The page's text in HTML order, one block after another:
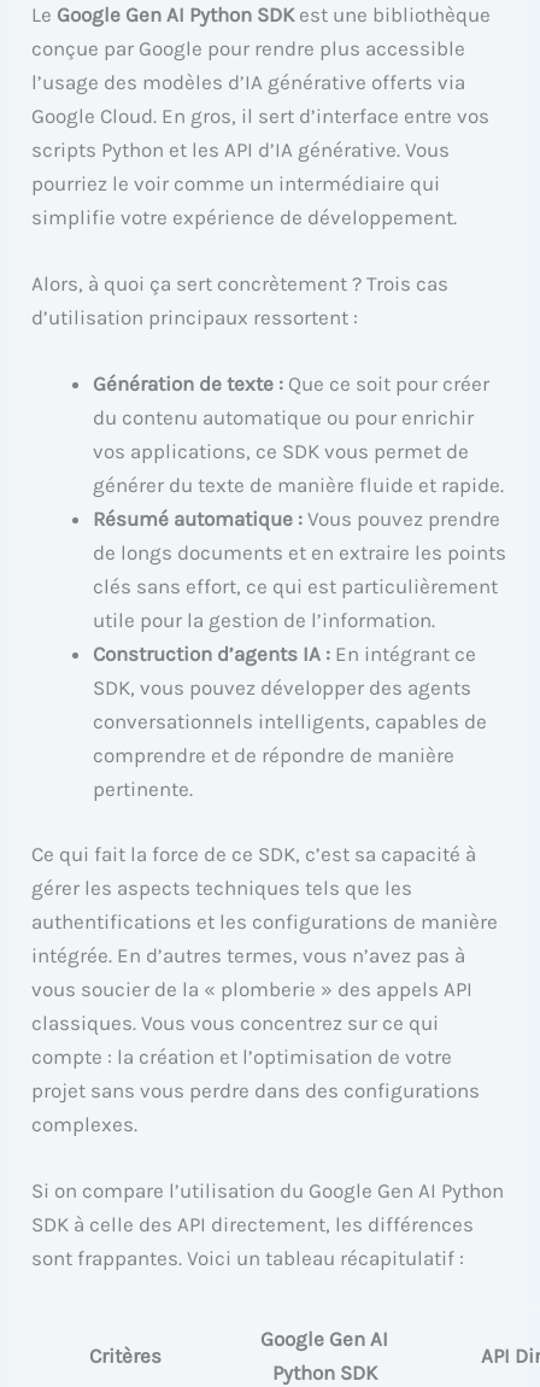
Le Google Gen AI Python SDKest une bibliothèque
conçue par Google pour rendre plus accessible
l’usage des modèles d’IA générative offerts via
Google Cloud. En gros, il sert d’interface entre vos
scripts Python et les API d’IA générative. Vous
pourriez le voir comme un intermédiaire qui
simplifie votre expérience de développement.
Alors, à quoi ça sert concrètement ? Trois cas
d’utilisation principaux ressortent :
Génération de texte : Que ce soit pour créer
du contenu automatique ou pour enrichir
vos applications, ce SDK vous permet de
générer du texte de manière fluide et rapide.
Résumé automatique : Vous pouvez prendre
de longs documents et en extraire les points
clés sans effort, ce qui est particulièrement
utile pour la gestion de l’information.
Construction d’agents IA : En intégrant ce
SDK, vous pouvez développer des agents
conversationnels intelligents, capables de
comprendre et de répondre de manière
pertinente.
Ce qui fait la force de ce SDK, c’est sa capacité à
gérer les aspects techniques tels que les
authentifications et les configurations de manière
intégrée. En d’autres termes, vous n’avez pas à
vous soucier de la « plomberie » des appels API
classiques. Vous vous concentrez sur ce qui
compte : la création et l’optimisation de votre
projet sans vous perdre dans des configurations
complexes.
Si on compare l’utilisation du Google Gen AI Python
SDK à celle des API directement, les différences
sont frappantes. Voici un tableau récapitulatif :
Critères
Google Gen AI
Python SDK
API